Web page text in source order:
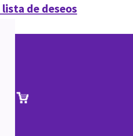
de deseos